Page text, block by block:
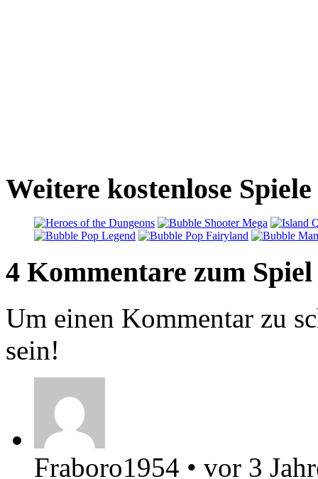
Weitere kostenlose
4 Kommentare zum Spiel
Um einen Kommentar zu
sein!
Fraboro1954 • vor 3